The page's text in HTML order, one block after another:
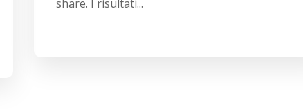
share. I risultati...